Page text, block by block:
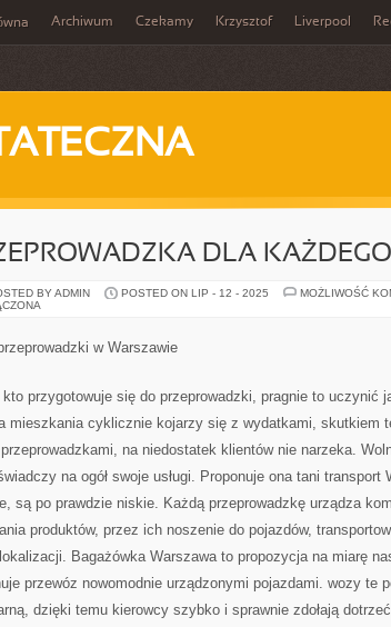
Archiwum Czekamy Krzysztof Liverpool
DLA KAŻDEGO
BY ADMIN POSTED ON LIP - 12 - 2025 MOŻLIWOŚĆ
w Warszawie
kto przygotowuje się do przeprowadzki, pragnie to uczynić
mieszkania cyklicznie kojarzy się z wydatkami, skutkiem
na niedostatek klientów nie narzeka.
na ogół swoje usługi. Proponuje ona tani transport
są po prawdzie niskie. Każdą przeprowadzkę urządza
produktów, przez ich noszenie do pojazdów,
Bagażówka Warszawa to propozycja na miarę
przewóz nowomodnie urządzonymi pojazdami. wozy te
dzięki temu kierowcy szybko i sprawnie zdołają